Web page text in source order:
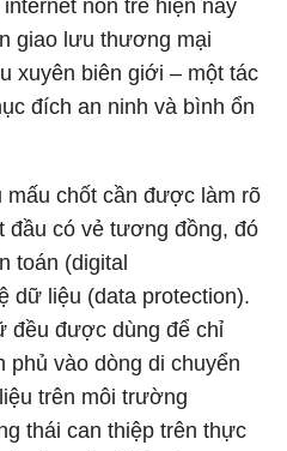
non trẻ hiện nay
giao lưu thương mại
xuyên biên giới – một tác
đích an ninh và bình ổn
mấu chốt cần được làm rõ
đầu có vẻ tương đồng, đó
toán (digital
dữ liệu (data protection).
đều được dùng để chỉ
phủ vào dòng di chuyển
trên môi trường
thái can thiệp trên thực